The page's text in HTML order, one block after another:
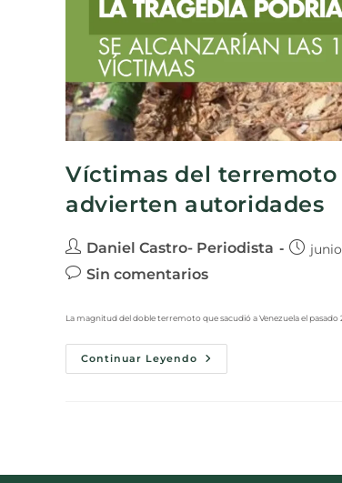
Víctimas del terremoto
advierten autoridades
Daniel Castro- Periodista
Sin comentarios
La magnitud del doble terremoto que sacudió a Venezuela el pasado
Continuar Leyendo